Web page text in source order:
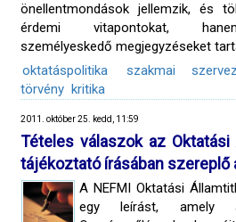
önellentmondások jellemzik, és
érdemi vitapontokat,
személyeskedő megjegyzéseket
oktatáspolitika
szakmai
törvény kritika
2011. október 25. kedd, 11:59
Tételes válaszok az Oktatási
tájékoztató írásában szereplő
A NEFMI Oktatási
egy leírást,